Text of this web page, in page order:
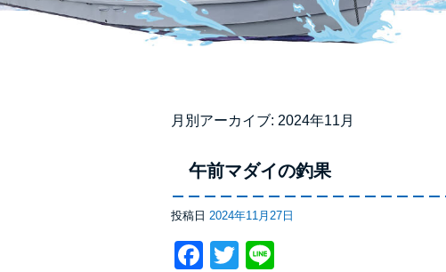
月別アーカイブ: 2024年11月
午前マダイの釣果
投稿日 2024年11月27日
Facebook
Twitter